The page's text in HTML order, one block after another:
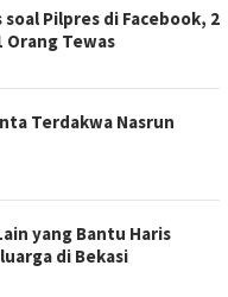
Pilpres di Facebook, 2
Orang Tewas
Terdakwa Nasrun
yang Bantu Haris
di Bekasi